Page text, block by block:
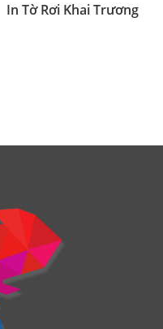
In Tờ Rơi Khai Trương